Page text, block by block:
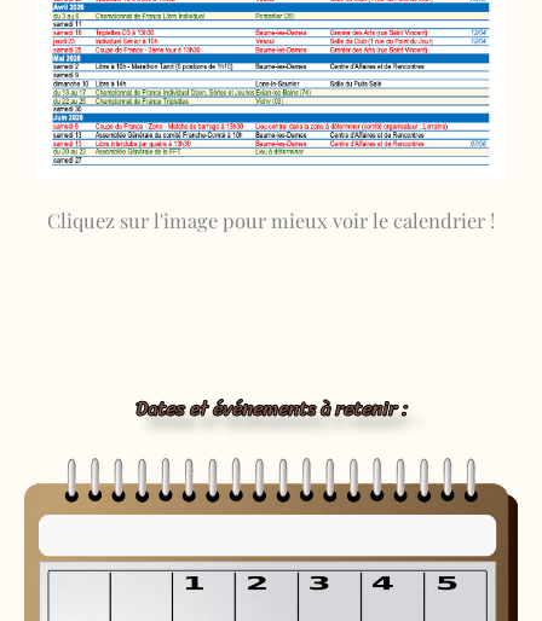
Cliquez sur l'image pour mieux voir le calendrier !
Dates et événements à retenir :